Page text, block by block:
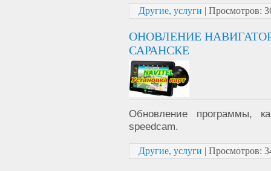
Другие, услуги | Просмотров:
ОНОВЛЕНИЕ
САРАНСКЕ
Обновление программы,
speedcam.
Другие, услуги | Просмотров: